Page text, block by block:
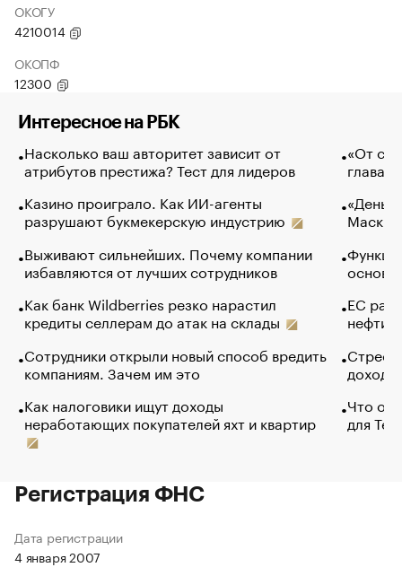
ОКОГУ
4210014
ОКОПФ
12300
Интересное на РБК
Насколько ваш авторитет зависит от
атрибутов престижа? Тест для лидеров
Казино проиграло. Как ИИ-агенты
разрушают букмекерскую индустрию
Выживают сильнейших. Почему компании
избавляются от лучших сотрудников
Как банк Wildberries резко нарастил
кредиты селлерам до атак на склады
Сотрудники открыли новый способ вредить
компаниям. Зачем им это
Как налоговики ищут доходы
неработающих покупателей яхт и квартир
«От
глава
Маск в
основ
ЕС
нефти
Что
для
Регистрация ФНС
Дата регистрации
4 января 2007